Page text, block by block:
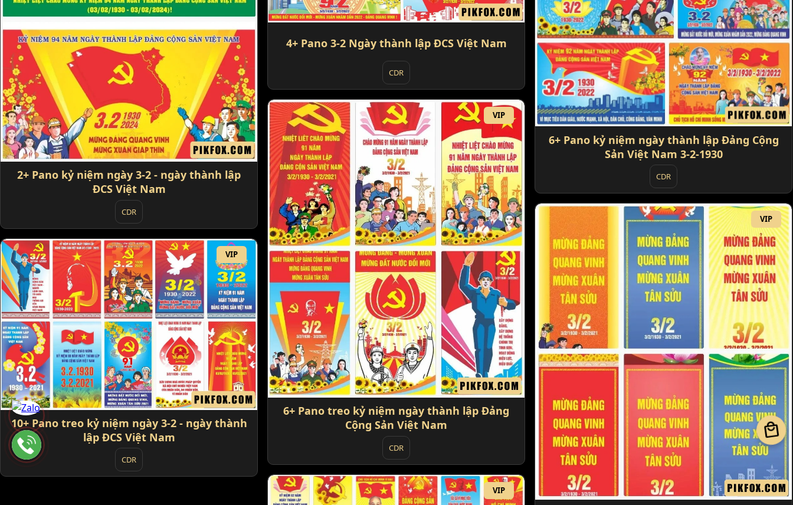
2+ Pano kỷ niệm ngày 3-2 - ngày thành lập
ĐCS Việt Nam
CDR
4+ Pano 3-2 Ngày thành lập ĐCS Việt Nam
CDR
6+ Pano kỷ niệm ngày thành lập Đảng Cộng
Sản Việt Nam 3-2-1930
CDR
VIP
6+ Pano treo kỷ niệm ngày thành lập Đảng
Cộng Sản Việt Nam
CDR
VIP
VIP
10+ Pano treo kỷ niệm ngày 3-2 - ngày thành
lập ĐCS Việt Nam
CDR
VIP
local_mall